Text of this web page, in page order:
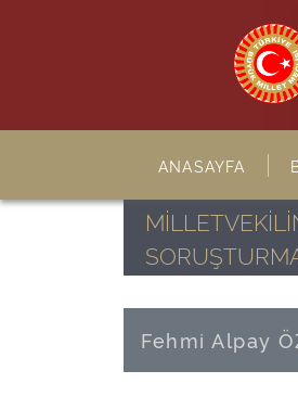
ANASAYFA
Fehmi Alpay